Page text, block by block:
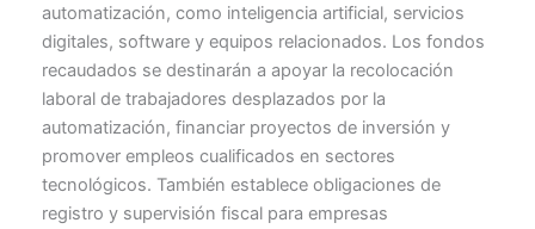
automatización, como inteligencia artificial, servicios
digitales, software y equipos relacionados. Los fondos
recaudados se destinarán a apoyar la recolocación
laboral de trabajadores desplazados por la
automatización, financiar proyectos de inversión y
promover empleos cualificados en sectores
tecnológicos. También establece obligaciones de
registro y supervisión fiscal para empresas